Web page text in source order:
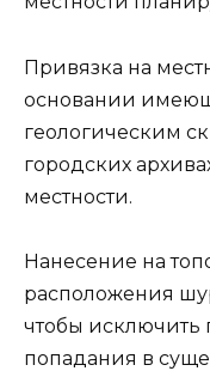
Привязка на
основании
геологическим
городских
местности.
Нанесение на
расположения
чтобы
попадания в